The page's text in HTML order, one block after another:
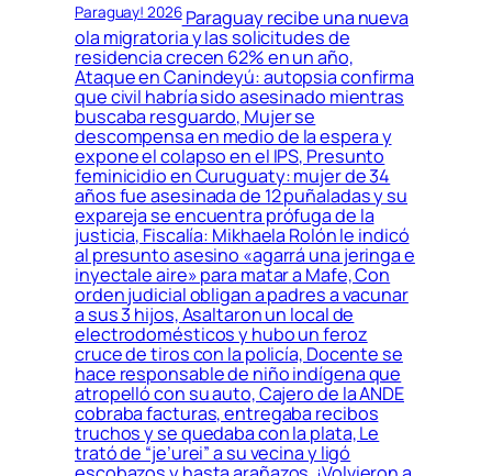
Paraguay! 2026Paraguay recibe una nueva
ola migratoria y las solicitudes de
residencia crecen 62% en un año,
Ataque en Canindeyú: autopsia confirma
que civil habría sido asesinado mientras
buscaba resguardo, Mujer se
descompensa en medio de la espera y
expone el colapso en el IPS, Presunto
feminicidio en Curuguaty: mujer de 34
años fue asesinada de 12 puñaladas y su
expareja se encuentra prófuga de la
justicia, Fiscalía: Mikhaela Rolón le indicó
al presunto asesino «agarrá una jeringa e
inyectale aire» para matar a Mafe, Con
orden judicial obligan a padres a vacunar
a sus 3 hijos, Asaltaron un local de
electrodomésticos y hubo un feroz
cruce de tiros con la policía, Docente se
hace responsable de niño indígena que
atropelló con su auto, Cajero de la ANDE
cobraba facturas, entregaba recibos
truchos y se quedaba con la plata, Le
trató de “je’urei” a su vecina y ligó